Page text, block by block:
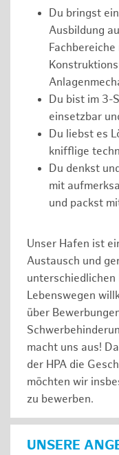
Du bringst
Ausbildung
Du bist im 3-
einsetzbar
Du liebst es
knifflige
Du denkst
mit
und packst
Unser Hafen ist
Austausch und
Lebenswegen
über
macht uns aus!
der HPA die
möchten wir
zu bewerben.
UNSERE